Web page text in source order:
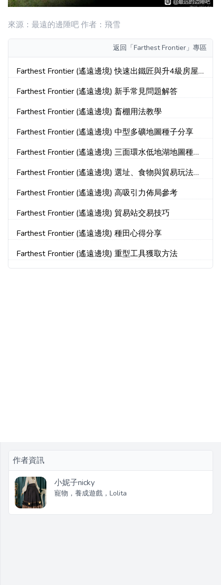
來源：最遠的邊陲吧 作者：飛雪
返回 「Farthest Frontier」專區
Farthest Frontier (遙遠邊境) 快速出鐵匠與升4級房屋
Farthest Frontier (遙遠邊境) 新手常見問題解答
Farthest Frontier (遙遠邊境) 畜棚用法教學
Farthest Frontier (遙遠邊境) 中型多礦地圖種子分享
Farthest Frontier (遙遠邊境) 三面環水低地湖地圖種子
Farthest Frontier (遙遠邊境) 選址、食物與貿易玩法詳
Farthest Frontier (遙遠邊境) 高吸引力佈局參考
Farthest Frontier (遙遠邊境) 貿易站交易技巧
Farthest Frontier (遙遠邊境) 種田心得分享
Farthest Frontier (遙遠邊境) 重型工具獲取方法
作者資訊
小妮子nicky
寵物，養成遊戲，Lolita